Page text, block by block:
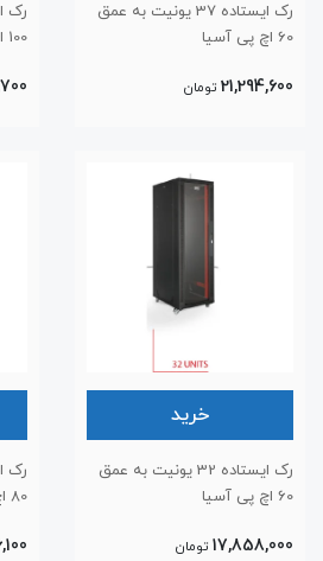
رک ایستاده 37 یونیت به عمق
60 اچ پی آسیا
21,294,600 تومان
100 اچ پی آسیا
خرید
رک ایستاده 32 یونیت به عمق
60 اچ پی آسیا
17,858,000 تومان
80 اچ پی آسیا